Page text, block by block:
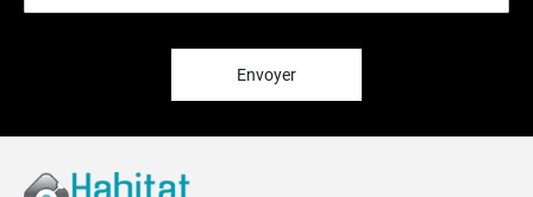
Envoyer